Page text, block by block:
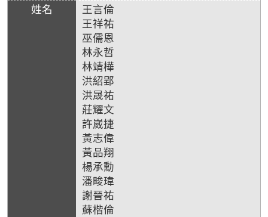
王言倫
王祥祐
巫儒恩
林永哲
林靖樺
洪紹郢
洪晟祐
莊耀文
許崴捷
黃志偉
黃品翔
楊承勳
潘畯瑋
謝晉祐
蘇楷倫